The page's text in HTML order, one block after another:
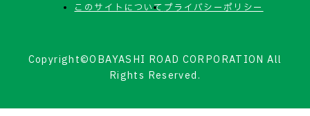
このサイトについて プライバシーポリシー
Copyright©OBAYASHI ROAD CORPORATION All
Rights Reserved.